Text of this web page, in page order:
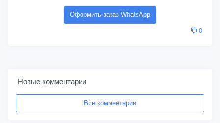
Оформить заказ WhatsApp
0
Новые комментарии
Все комментарии